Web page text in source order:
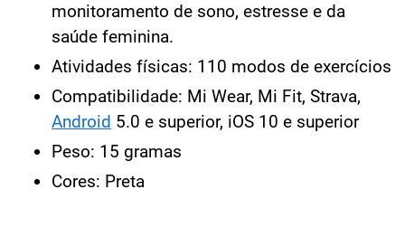
monitoramento de sono, estresse e da
saúde feminina.
Atividades físicas: 110 modos de exercícios
Compatibilidade: Mi Wear, Mi Fit, Strava,
Android 5.0 e superior, iOS 10 e superior
Peso: 15 gramas
Cores: Preta